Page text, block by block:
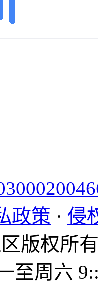
政策 · 侵
版权所有
至周六